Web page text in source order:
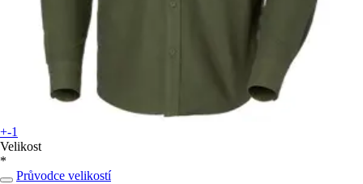
+-1
Velikost
*
Průvodce velikostí